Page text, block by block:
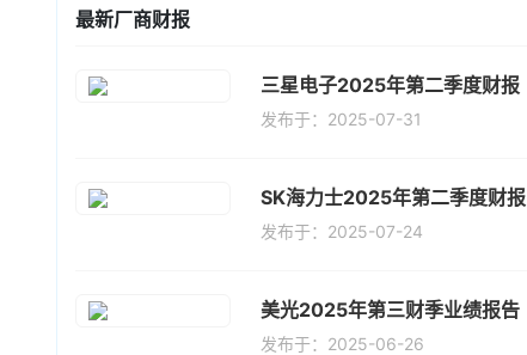
最新厂商财报
三星电子2025年第二季度财报
发布于：2025-07-31
SK海力士2025年第二季度财报
发布于：2025-07-24
美光2025年第三财季业绩报告
发布于：2025-06-26